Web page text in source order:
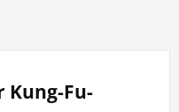
Kung-Fu-